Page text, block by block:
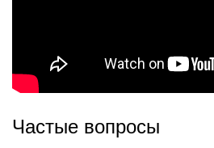
Частые вопросы